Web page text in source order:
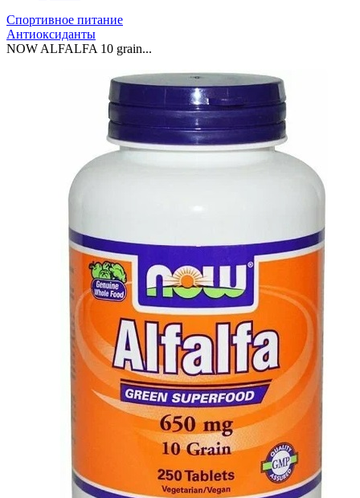
Спортивное питание
Антиоксиданты
NOW ALFALFA 10 grain...